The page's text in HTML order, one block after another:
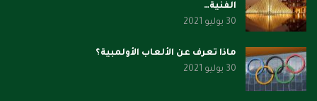
الفنية…
30 يوليو 2021
ماذا تعرف عن الألعاب الأولمبية؟
30 يوليو 2021